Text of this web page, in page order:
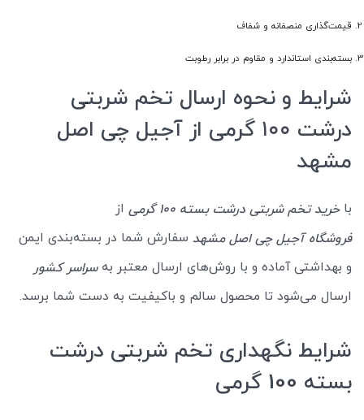
قیمت‌گذاری منصفانه و شفاف
بسته‌بندی استاندارد و مقاوم در برابر رطوبت
شرایط و نحوه ارسال تخم شربتی
درشت ۱۰۰ گرمی از آجیل چی اصل
مشهد
باخرید تخم شربتی درشت بسته 100 گرمی
از
فروشگاه آجیل چی اصل مشهد سفارش شما در بسته‌بندی ایمن
و بهداشتی آماده و با روش‌های ارسال معتبر بهسراسر کشور
ارسال می‌شود تا محصول سالم و باکیفیت به دست شما برسد.
شرایط نگهداری تخم شربتی درشت
بسته 100 گرمی